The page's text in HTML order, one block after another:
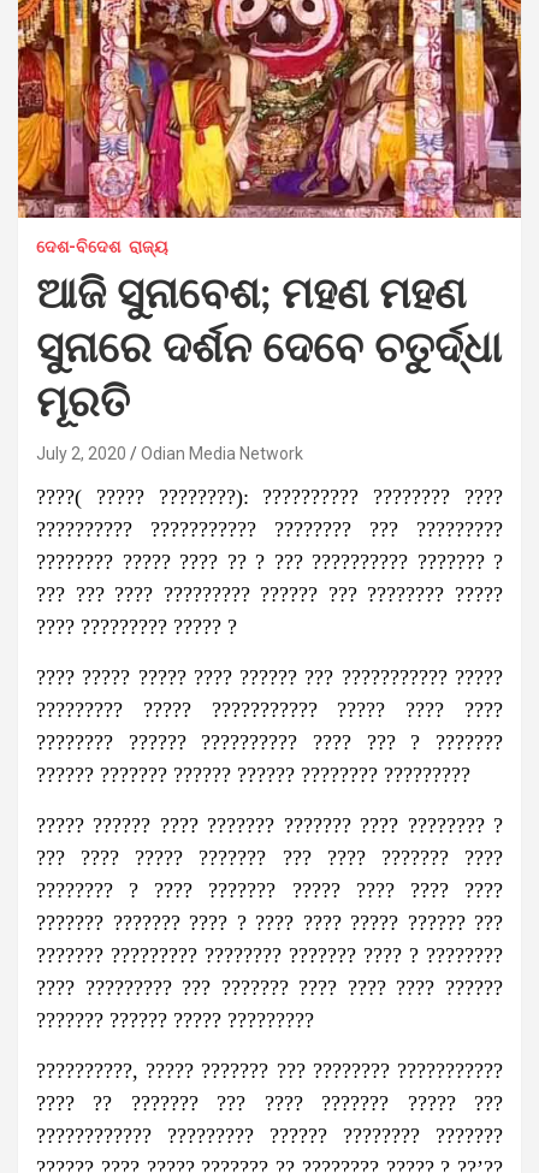
ଦେଶ-ବିଦେଶ ରାଜ୍ୟ
ଆଜି ସୁନାବେଶ; ମହଣ ମହଣ
ସୁନାରେ ଦର୍ଶନ ଦେବେ ଚତୁର୍ଦ୍ଧା
ମୂରତି
July 2, 2020 Odian Media Network
????( ????? ????????): ?????????? ???????? ????
?????????? ??????????? ???????? ??? ?????????
???????? ????? ???? ?? ? ??? ?????????? ??????? ?
??? ??? ???? ????????? ?????? ??? ???????? ?????
???? ????????? ????? ?
???? ????? ????? ???? ?????? ??? ??????????? ?????
????????? ????? ??????????? ????? ???? ????
???????? ?????? ?????????? ???? ??? ? ???????
?????? ??????? ?????? ?????? ???????? ?????????
????? ?????? ???? ??????? ??????? ???? ???????? ?
??? ???? ????? ??????? ??? ???? ??????? ????
???????? ? ???? ??????? ????? ???? ???? ????
??????? ??????? ???? ? ???? ???? ????? ?????? ???
??????? ????????? ???????? ??????? ???? ? ????????
???? ????????? ??? ??????? ???? ???? ???? ??????
??????? ?????? ????? ?????????
??????????, ????? ??????? ??? ???????? ???????????
???? ?? ??????? ??? ???? ??????? ????? ???
???????????? ????????? ?????? ???????? ???????
?????? ???? ????? ??????? ?? ???????? ????? ? ??’??